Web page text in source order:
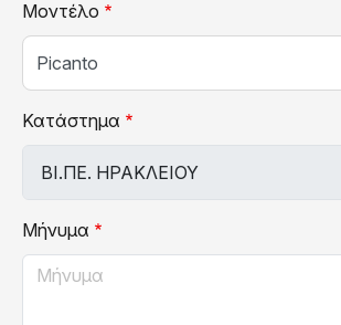
Μοντέλο
Κατάστημα
Μήνυμα